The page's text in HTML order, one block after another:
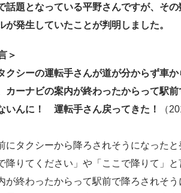
話題となっている平野さんですが、その
発生していたことが判明しました。
＞
クシーの運転手さんが道が分からず車
ーナビの案内が終わったからって駅前
んに！ 運転手さん戻ってきた！
（
にタクシーから降ろされそうになったと
降りてください」や「ここで降りて」と
が終わったからって駅前で降ろされそ